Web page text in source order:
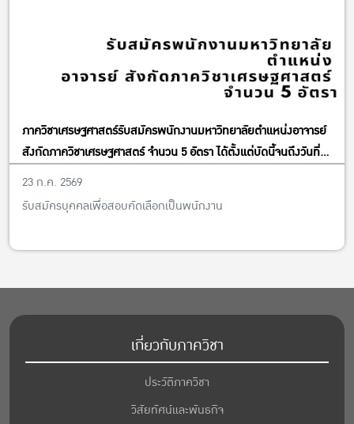
ภาควิชาเศรษฐศาสตร์รับสมัครพนักงานมหาวิทยาลัยตำแหน่งอาจารย์
สังกัดภาควิชาเศรษฐศาสตร์ จำนวน 5 อัตรา ได้ตั้งแต่บัดนี้จนถึงวันที่
13 พฤศจิกายน พ.ศ. 2569
23 ก.ค. 2569
รับสมัครบุคคลเพื่อสอบคัดเลือกเป็นพนักงาน
เกี่ยวกับภาควิชา
ประวัติภาควิชา
วิสัยทัศน์และพันธกิจ